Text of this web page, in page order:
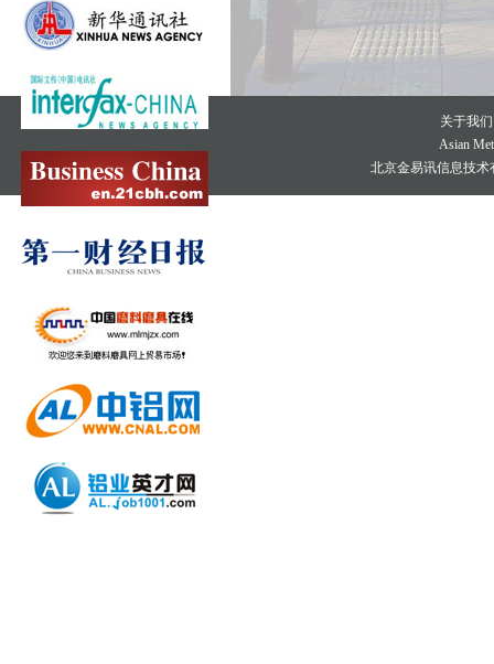
关于我们
Asian
北京金易讯信息技术